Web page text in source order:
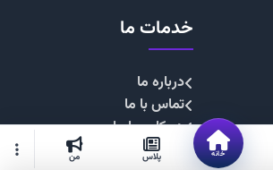
خانه پلاس من
خدمات ما
درباره ما
تماس با ما
همکاری با ما
تبلیغات